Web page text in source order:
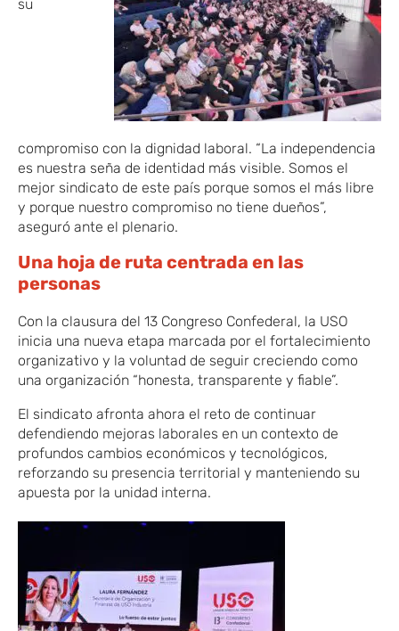
su
compromiso con la dignidad laboral.​ “La independencia
es nuestra seña de identidad más visible. Somos el
mejor sindicato de este país porque somos el más libre
y porque nuestro compromiso no tiene dueños”,
aseguró ante ​el plenario.
Una hoja de ruta centrada en las
personas
Con la clausura del 13 Congreso Confederal, la USO
inicia una nueva etapa marcada por el fortalecimiento
organizativo y la voluntad de seguir creciendo como
una organización “honesta, transparente y fiable”.
El sindicato afronta ahora el reto de continuar
defendiendo mejoras laborales en un contexto de
profundos cambios económicos y tecnológicos,
reforzando su presencia territorial y manteniendo su
apuesta por la unidad interna.